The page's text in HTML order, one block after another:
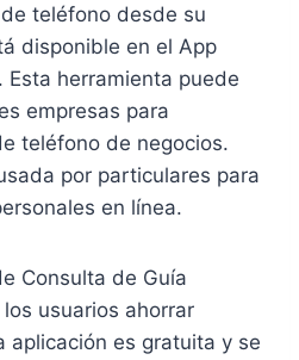
teléfono desde su
disponible en el App
Esta herramienta puede
empresas para
teléfono de negocios.
por particulares para
en línea.
Consulta de Guía
usuarios ahorrar
aplicación es gratuita y se